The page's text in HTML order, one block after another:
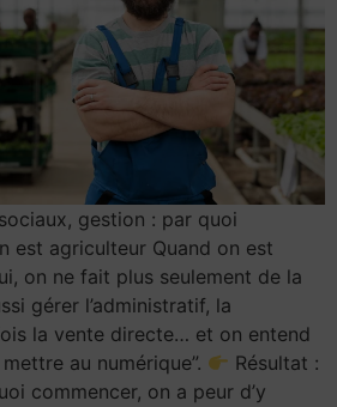
gestion : par quoi
est agriculteur Quand on est
on ne fait plus seulement de la
gérer l’administratif, la
la vente directe… et on entend
au numérique”.
Résultat :
commencer, on a peur d’y